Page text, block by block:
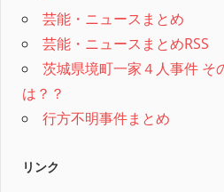
芸能・ニュースまとめ
芸能・ニュースまとめRSS
茨城県境町一家４人事件 そ
は？？
行方不明事件まとめ
リンク